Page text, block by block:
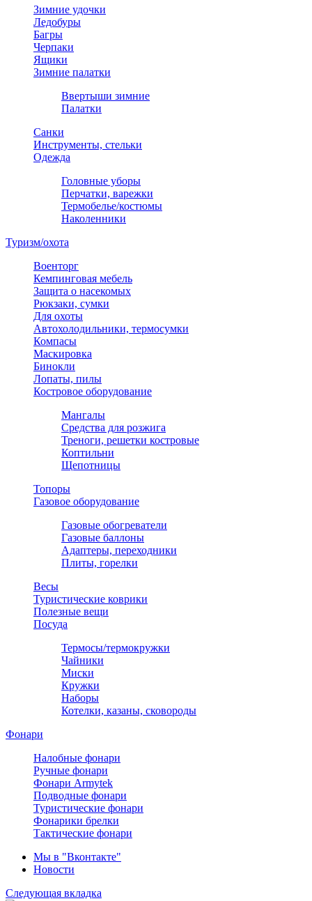
Зимние удочки
Ледобуры
Багры
Черпаки
Ящики
Зимние палатки
Ввертыши зимние
Палатки
Санки
Инструменты, стельки
Одежда
Головные уборы
Перчатки, варежки
Термобелье/костюмы
Наколенники
Туризм/охота
Военторг
Кемпинговая мебель
Защита о насекомых
Рюкзаки, сумки
Для охоты
Автохолодильники, термосумки
Компасы
Маскировка
Бинокли
Лопаты, пилы
Костровое оборудование
Мангалы
Средства для розжига
Треноги, решетки костровые
Коптильни
Щепотницы
Топоры
Газовое оборудование
Газовые обогреватели
Газовые баллоны
Адаптеры, переходники
Плиты, горелки
Весы
Туристические коврики
Полезные вещи
Посуда
Термосы/термокружки
Чайники
Миски
Кружки
Наборы
Котелки, казаны, сковороды
Фонари
Налобные фонари
Ручные фонари
Фонари Armytek
Подводные фонари
Туристические фонари
Фонарики брелки
Тактические фонари
Мы в "Вконтакте"
Новости
Следующая вкладка